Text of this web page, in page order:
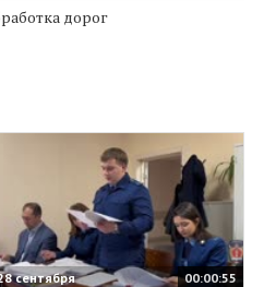
дорог
00:00:55
сентября